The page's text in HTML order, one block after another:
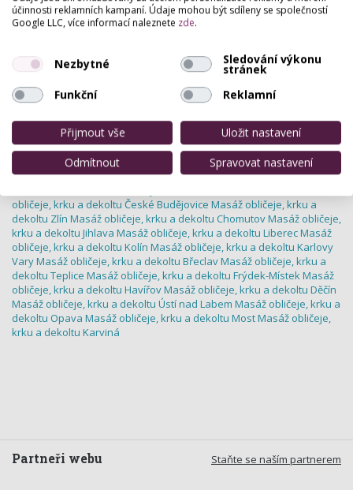
Krásné rty i během horkých dnů
Malé jehličky, velký efekt
Ztratila vaše pleť po Vánocích šťávu?
Problémy s pletí v období menopauzy mají své řešení
Nadměrné pocení není normální, ale dá se ho zbavit
Masáž obličeje, krku a dekoltu Praha
Masáž obličeje, krku a dekoltu
PlzeňMasáž obličeje, krku a dekoltu BrnoMasáž obličeje, krku a
dekoltu OlomoucMasáž obličeje, krku a dekoltu KladnoMasáž
obličeje, krku a dekoltu OstravaMasáž obličeje, krku a dekoltu
obličeje, krku a dekoltu České Budějovice Masáž obličeje, krku a
dekoltu Zlín Masáž obličeje, krku a dekoltu ChomutovMasáž obličeje,
krku a dekoltu Jihlava Masáž obličeje, krku a dekoltu LiberecMasáž
obličeje, krku a dekoltu Kolín Masáž obličeje, krku a dekoltu Karlovy
VaryMasáž obličeje, krku a dekoltu BřeclavMasáž obličeje, krku a
dekoltu Teplice Masáž obličeje, krku a dekoltu Frýdek-MístekMasáž
obličeje, krku a dekoltu HavířovMasáž obličeje, krku a dekoltu Děčín
Masáž obličeje, krku a dekoltu Ústí nad Labem Masáž obličeje, krku a
dekoltu Opava Masáž obličeje, krku a dekoltu MostMasáž obličeje,
krku a dekoltu Karviná
Staňte se naším partnerem
Partneři webu
účinnosti reklamních kampaní. Údaje mohou být sdíleny se společností
Google LLC, více informací naleznete zde.
Nezbytné Sledování výkonu
stránek
Funkční
Reklamní
Přijmout vše
Uložit nastavení
Odmítnout
Spravovat nastavení